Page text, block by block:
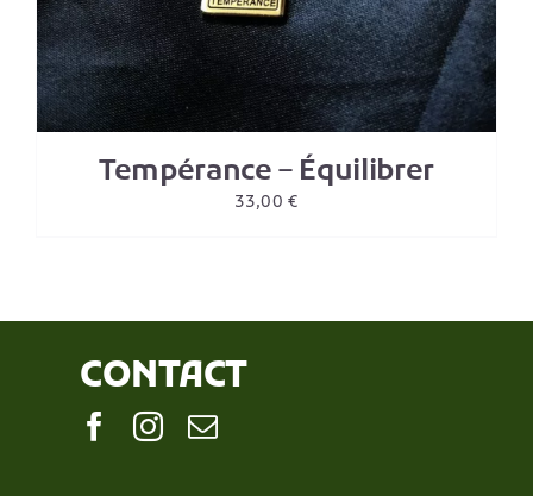
Tempérance – Équilibrer
33,00€
CONTACT